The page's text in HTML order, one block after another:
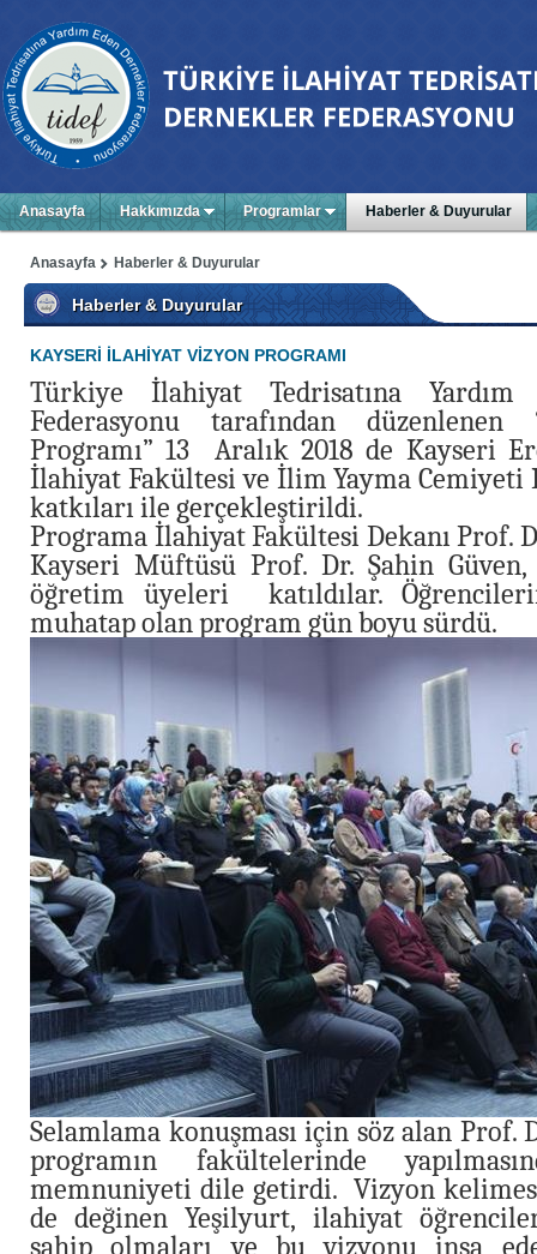
Anasayfa Hakkımızda Programlar Haberler & Duyurular
Haberler & Duyurular
Anasayfa
Haberler & Duyurular
KAYSERİ İLAHİYAT VİZYON PROGRAMI
Türkiye İlahiyat Tedrisatına
Federasyonu tarafından
Programı” 13 Aralık 2018 de Kayseri
İlahiyat Fakültesi ve İlim Yayma Cemiyeti
katkıları ile gerçekleştirildi.
Programa İlahiyat Fakültesi Dekanı Prof.
Kayseri Müftüsü Prof. Dr. Şahin
öğretim üyeleri katıldılar.
muhatap olan program gün boyu sürdü.
Selamlama konuşması için söz alan Prof.
programın fakültelerinde
memnuniyeti dile getirdi. Vizyon
de değinen Yeşilyurt, ilahiyat
sahip olmaları ve bu vizyonu inşa